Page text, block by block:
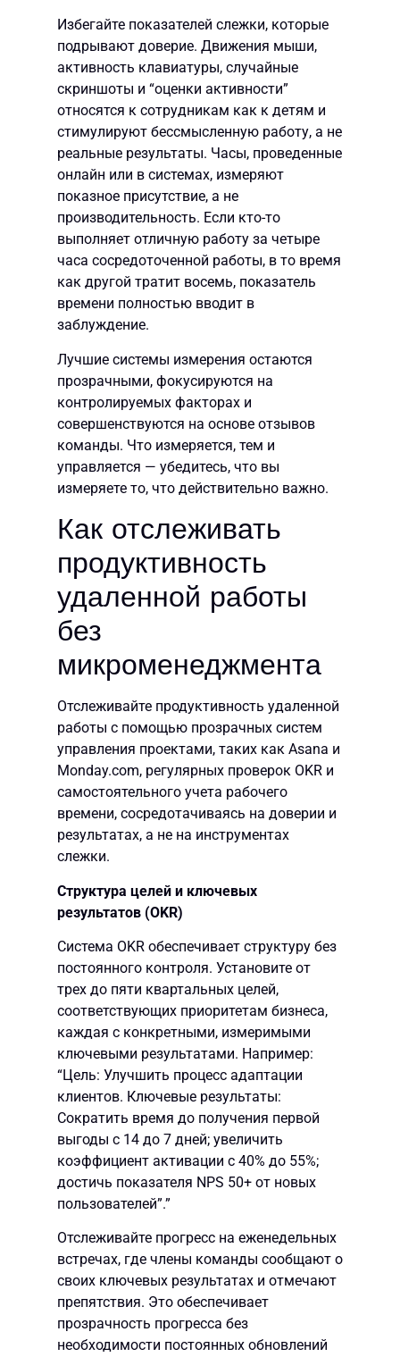
Избегайте показателей слежки, которые
подрывают доверие. Движения мыши,
активность клавиатуры, случайные
скриншоты и “оценки активности”
относятся к сотрудникам как к детям и
стимулируют бессмысленную работу, а не
реальные результаты. Часы, проведенные
онлайн или в системах, измеряют
показное присутствие, а не
производительность. Если кто-то
выполняет отличную работу за четыре
часа сосредоточенной работы, в то время
как другой тратит восемь, показатель
времени полностью вводит в
заблуждение.
Лучшие системы измерения остаются
прозрачными, фокусируются на
контролируемых факторах и
совершенствуются на основе отзывов
команды. Что измеряется, тем и
управляется — убедитесь, что вы
измеряете то, что действительно важно.
Как отслеживать
продуктивность
удаленной работы
без
микроменеджмента
Отслеживайте продуктивность удаленной
работы с помощью прозрачных систем
управления проектами, таких как Asana и
Monday.com, регулярных проверок OKR и
самостоятельного учета рабочего
времени, сосредотачиваясь на доверии и
результатах, а не на инструментах
слежки.
Структура целей и ключевых
результатов (OKR)
Система OKR обеспечивает структуру без
постоянного контроля. Установите от
трех до пяти квартальных целей,
соответствующих приоритетам бизнеса,
каждая с конкретными, измеримыми
ключевыми результатами. Например:
“Цель: Улучшить процесс адаптации
клиентов. Ключевые результаты:
Сократить время до получения первой
выгоды с 14 до 7 дней; увеличить
коэффициент активации с 40% до 55%;
достичь показателя NPS 50+ от новых
пользователей”.”
Отслеживайте прогресс на еженедельных
встречах, где члены команды сообщают о
своих ключевых результатах и отмечают
препятствия. Это обеспечивает
прозрачность прогресса без
необходимости постоянных обновлений